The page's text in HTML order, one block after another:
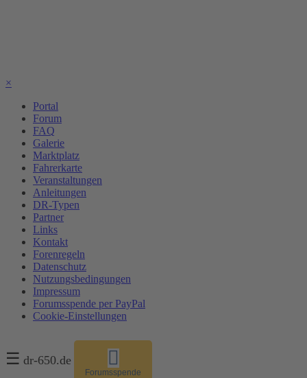
×
Portal
Forum
FAQ
Galerie
Marktplatz
Fahrerkarte
Veranstaltungen
Anleitungen
DR-Typen
Partner
Links
Kontakt
Forenregeln
Datenschutz
Nutzungsbedingungen
Impressum
Forumsspende per PayPal
Cookie-Einstellungen
☰ dr-650.de
Forumsspende